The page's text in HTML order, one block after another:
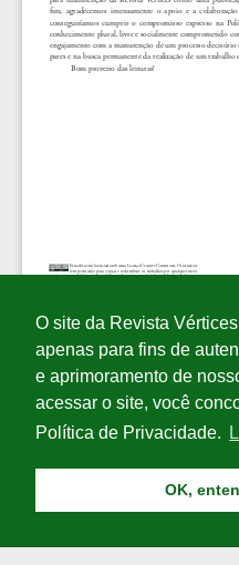
O site da Revista
apenas para fins de
e aprimoramento de
acessar o site, você
Política de Privacidade.
OK,